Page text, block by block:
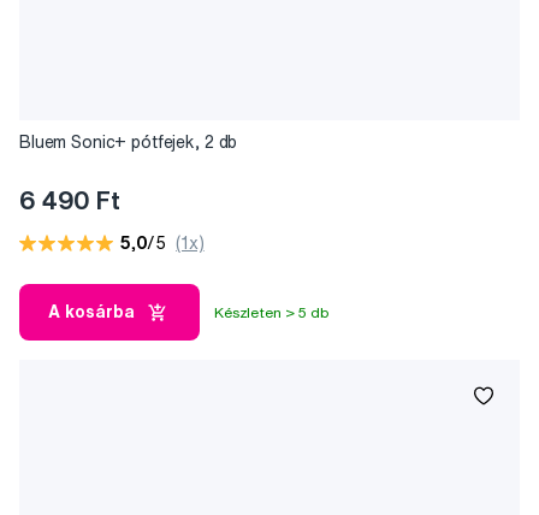
Bluem Sonic+ pótfejek, 2 db
6 490 Ft
5,0/5 (1x)
A kosárba Készleten > 5 db